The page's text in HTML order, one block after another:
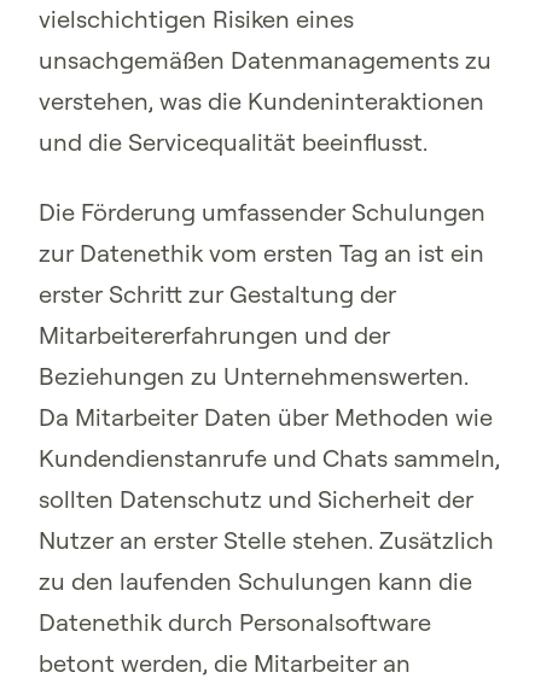
vielschichtigen Risiken eines
unsachgemäßen Datenmanagements zu
verstehen, was die Kundeninteraktionen
und die Servicequalität beeinflusst.
Die Förderung umfassender Schulungen
zur Datenethik vom ersten Tag an ist ein
erster Schritt zur Gestaltung der
Mitarbeitererfahrungen und der
Beziehungen zu Unternehmenswerten.
Da Mitarbeiter Daten über Methoden wie
Kundendienstanrufe und Chats sammeln,
sollten Datenschutz und Sicherheit der
Nutzer an erster Stelle stehen. Zusätzlich
zu den laufenden Schulungen kann die
Datenethik durch Personalsoftware
betont werden, die Mitarbeiter an